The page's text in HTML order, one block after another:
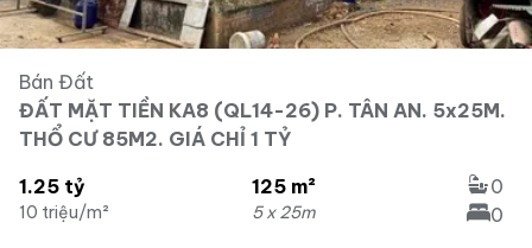
Bán Đất
ĐẤT MẶT TIỀN KA8 (QL14-26) P. TÂN AN. 5x25M.
THỔ CƯ 85M2. GIÁ CHỈ 1 TỶ
1.25 tỷ
10 triệu/m²
125 m²
5 x 25m
0
0